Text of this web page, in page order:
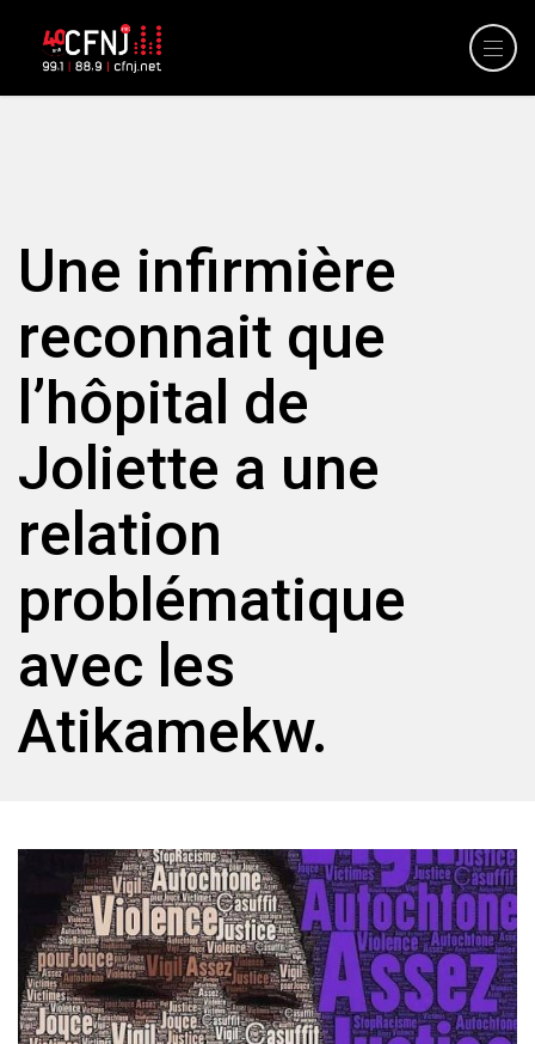
Une infirmière
reconnait que
l’hôpital de
Joliette a une
relation
problématique
avec les
Atikamekw.